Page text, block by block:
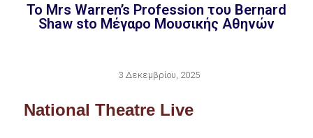
To Mrs Warren’s Profession του Bernard
Shaw stο Μέγαρο Μουσικής Αθηνών
3 Δεκεμβρίου, 2025
National Theatre Live